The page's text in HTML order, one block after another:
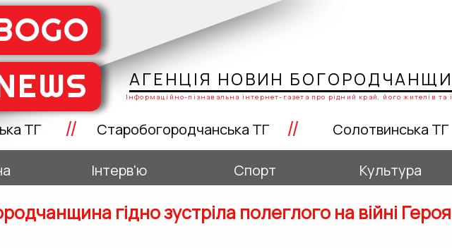
АГЕНЦІЯ НОВИН
Інформаційно-пізнавальна інтернет-газета про рідний край, його жителів та
ТГ // Старобогородчанська ТГ // Солотвинська ТГ
Інтерв'ю Спорт Культура
гідно зустріла полеглого на війні Героя